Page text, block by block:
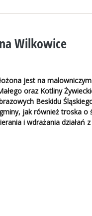
Wilkowice
jest na
oraz Kotliny
Beskidu
jak również troska o
i wdrażania działań